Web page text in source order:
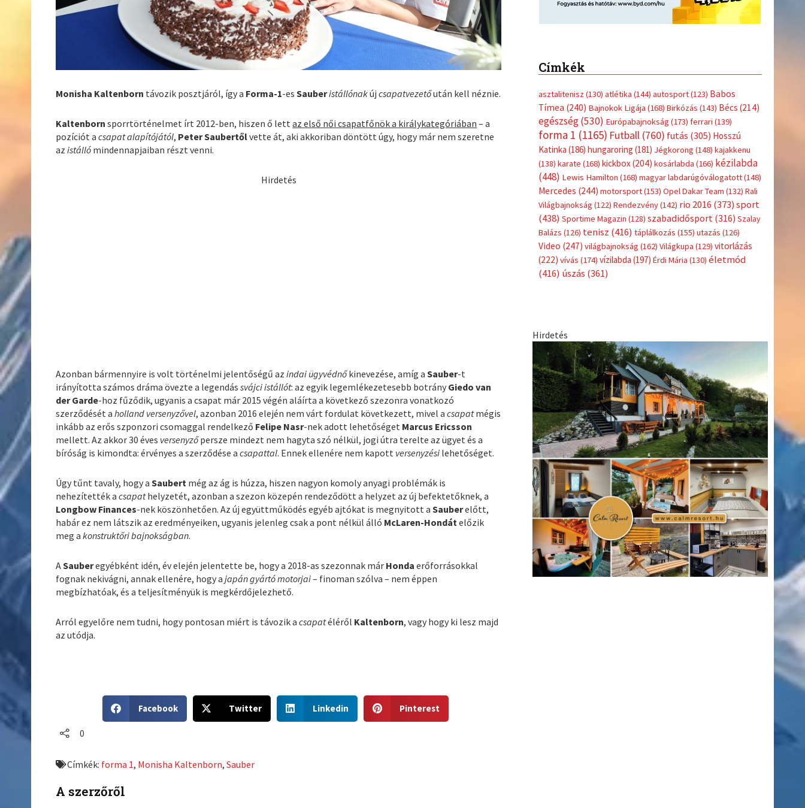
Monisha Kaltenborn távozik posztjáról, így a Forma-1-esSauberistállónakújcsapatvezetőután kell néznie.
Kaltenborn sporrtörténelmet írt 2012-ben, hiszen ő lettaz első női csapatfőnök a királykategóriában – a
pozíciót acsapat alapítójától, Peter Saubertőlvette át, aki akkoriban döntött úgy, hogy már nem szeretne
azistálló mindennapjaiban részt venni.
Hirdetés
Azonban bármennyire is volt történelmi jelentőségű azindai ügyvédnőkinevezése, amíg aSauber-t
irányította számos dráma övezte a legendás svájci istállót: az egyik legemlékezetesebb botrány Giedo van
der Garde-hoz fűződik, ugyanis a csapat már 2015 végén aláírta a következő szezonra vonatkozó
szerződését aholland versenyzővel, azonban 2016 elején nem várt fordulat következett, mivel acsapatmégis
inkább az erős szponzori csomaggal rendelkező Felipe Nasr-nek adott lehetőséget Marcus Ericsson
mellett. Az akkor 30 éves versenyzőpersze mindezt nem hagyta szó nélkül, jogi útra terelte az ügyet és a
bíróság is kimondta: érvényes a szerződése acsapattal. Ennek ellenére nem kapott versenyzési lehetőséget.
Úgy tűnt tavaly, hogy aSaubert még az ág is húzza, hiszen nagyon komoly anyagi problémák is
nehezítették acsapathelyzetét, azonban a szezon közepén rendeződött a helyzet az új befektetőknek, a
Longbow Finances-nek köszönhetően. Az új együttműködés egyéb ajtókat is megnyitott aSauberelőtt,
habár ez nem látszik az eredményeiken, ugyanis jelenleg csak a pont nélkül álló McLaren-Hondát előzik
meg akonstruktőri bajnokságban.
ASauberegyébként idén, év elején jelentette be, hogy a 2018-as szezonnak már Honda erőforrásokkal
fognak nekivágni, annak ellenére, hogy a japán gyártó motorjai– finoman szólva – nem éppen
megbízhatóak, és a teljesítményük is megkérdőjelezhető.
Arról egyelőre nem tudni, hogy pontosan miért is távozik acsapatéléről Kaltenborn, vagy hogy ki lesz majd
az utódja.
h
o
f
Facebook
h
o
Twitter
h
Linkedin
h
Pinterest
0
Címkék: forma 1, Monisha Kaltenborn,Sauber
A szerzőről
Címkék
asztalitenisz (130) atlétika (144) autosport(123) Babos
Tímea (240) Bajnokok Ligája (168) Birkózás (143) Bécs (214)
egészség(530) Európabajnokság (173) ferrari (139)
forma 1 (1165) Futball(760) futás (305) Hosszú
Katinka (186) hungaroring (181) Jégkorong (148) kajakkenu
(138) karate (168) kickbox(204) kosárlabda (166) kézilabda
(448) Lewis Hamilton (168) magyar labdarúgóválogatott(148)
Mercedes (244) motorsport(153) Opel Dakar Team (132) Rali
Világbajnokság (122) Rendezvény(142) rio 2016 (373) sport
(438) Sportime Magazin (128) szabadidősport (316) Szalay
Balázs (126) tenisz (416) táplálkozás (155) utazás (126)
Video (247) világbajnokság (162) Világkupa (129) vitorlázás
(222) vívás (174) vízilabda (197) Érdi Mária (130) életmód
(416) úszás (361)
Hirdetés